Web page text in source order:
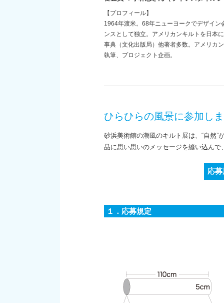
【プロフィール】
1964年渡米。68年ニューヨークでデザイン
ンスとして独立。アメリカンキルトを日本
事典（文化出版局）他著者多数。アメリカ
執筆、プロジェクト企画。
ひらひらの風景に参加し
砂浜美術館の潮風のキルト展は、“自然
品に思い思いのメッセージを縫い込ん
応
１．応募規定